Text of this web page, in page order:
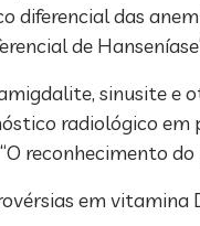
diferencial das
de
sinusite e
radiológico
reconhecimento
em